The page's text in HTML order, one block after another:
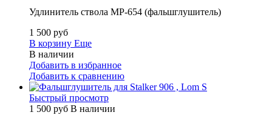
Удлинитель ствола MP-654 (фальшглушитель)
1 500 руб
В корзину Еще
В наличии
Добавить в избранное
Добавить к сравнению
Быстрый просмотр
1 500 руб В наличии